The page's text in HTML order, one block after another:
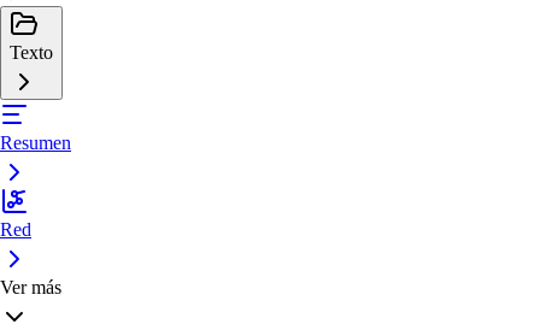
Texto
Resumen
Red
Ver más